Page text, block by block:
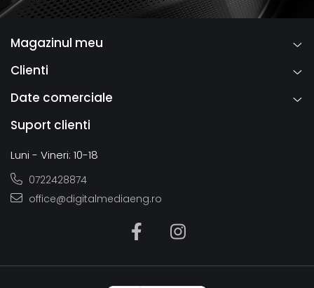
Magazinul meu
Clienti
Date comerciale
Suport clienti
Luni - Vineri: 10-18
0722428874
office@digitalmediaeng.ro